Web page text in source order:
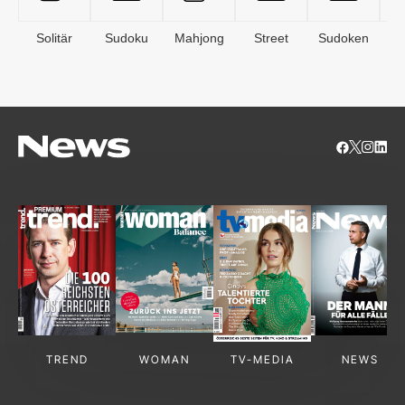
Solitär Sudoku Mahjong Street Sudoken
TREND WOMAN TV-MEDIA NEWS